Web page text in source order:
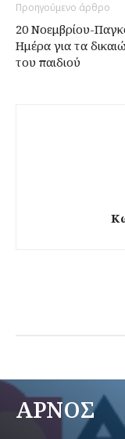
Προηγούμενο άρθρο
20 Νοεμβρίου-
Ημέρα για τα
του παιδιού
ΑΡΝΟΣ